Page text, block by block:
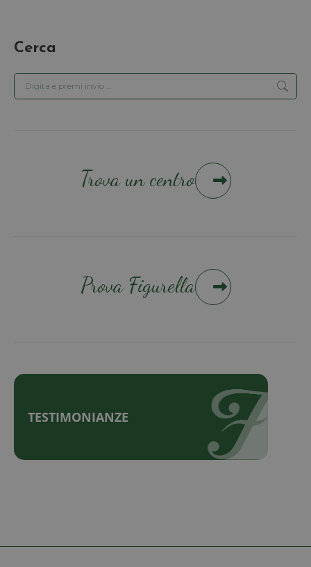
Cerca
Cerca:
Trova un centro
Prova Figurella
TESTIMONIANZE